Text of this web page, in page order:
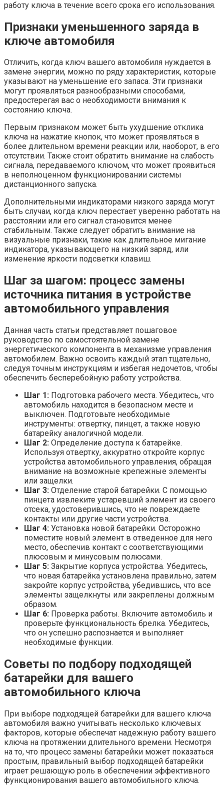
работу ключа в течение всего срока его использования.
Признаки уменьшенного заряда в
ключе автомобиля
Отличить, когда ключ вашего автомобиля нуждается в
замене энергии, можно по ряду характеристик, которые
указывают на уменьшение его запаса. Эти признаки
могут проявляться разнообразными способами,
предостерегая вас о необходимости внимания к
состоянию ключа.
Первым признаком может быть ухудшение отклика
ключа на нажатие кнопок, что может проявляться в
более длительном времени реакции или, наоборот, в его
отсутствии. Также стоит обратить внимание на слабость
сигнала, передаваемого ключом, что может проявиться
в неполноценном функционировании системы
дистанционного запуска.
Дополнительными индикаторами низкого заряда могут
быть случаи, когда ключ перестает уверенно работать на
расстоянии или его сигнал становится менее
стабильным. Также следует обратить внимание на
визуальные признаки, такие как длительное мигание
индикатора, указывающего на низкий заряд, или
изменение яркости подсветки клавиш.
Шаг за шагом: процесс замены
источника питания в устройстве
автомобильного управления
Данная часть статьи представляет пошаговое
руководство по самостоятельной замене
энергетического компонента в механизме управления
автомобилем. Важно освоить каждый этап тщательно,
следуя точным инструкциям и избегая недочетов, чтобы
обеспечить бесперебойную работу устройства.
Шаг 1: Подготовка рабочего места. Убедитесь, что
автомобиль находится в безопасном месте и
выключен. Подготовьте необходимые
инструменты: отвертку, пинцет, а также новую
батарейку аналогичной модели.
Шаг 2: Определение доступа к батарейке.
Используя отвертку, аккуратно откройте корпус
устройства автомобильного управления, обращая
внимание на возможные крепежные элементы
или защелки.
Шаг 3: Отделение старой батарейки. С помощью
пинцета извлеките устаревший элемент из своего
отсека, удостоверившись, что не повреждаете
контакты или другие части устройства.
Шаг 4: Установка новой батарейки. Осторожно
поместите новый элемент в отведенное для него
место, обеспечив контакт с соответствующими
плюсовым и минусовым полюсами.
Шаг 5: Закрытие корпуса устройства. Убедитесь,
что новая батарейка установлена правильно, затем
закройте корпус устройства, убедившись, что все
элементы защелкнуты или закреплены должным
образом.
Шаг 6: Проверка работы. Включите автомобиль и
проверьте функциональность брелка. Убедитесь,
что он успешно распознается и выполняет
необходимые функции.
Советы по подбору подходящей
батарейки для вашего
автомобильного ключа
При выборе подходящей батарейки для вашего ключа
автомобиля важно учитывать несколько ключевых
факторов, которые обеспечат надежную работу вашего
ключа на протяжении длительного времени. Несмотря
на то, что процесс замены батарейки может показаться
простым, правильный выбор подходящей батарейки
играет решающую роль в обеспечении эффективного
функционирования вашего автомобильного ключа.